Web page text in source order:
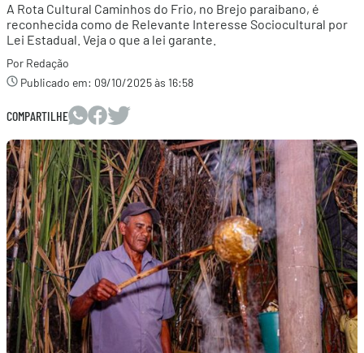
A Rota Cultural Caminhos do Frio, no Brejo paraibano, é
reconhecida como de Relevante Interesse Sociocultural por
Lei Estadual. Veja o que a lei garante.
Por Redação
Publicado em: 09/10/2025 às 16:58
COMPARTILHE